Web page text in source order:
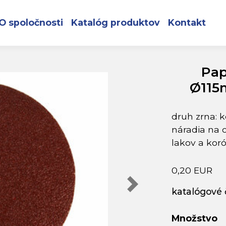
spoločnosti Katalóg produktov Kontakt
druh zrna:
náradia na
lakov a
0,20 EUR
katalógové
Množstvo